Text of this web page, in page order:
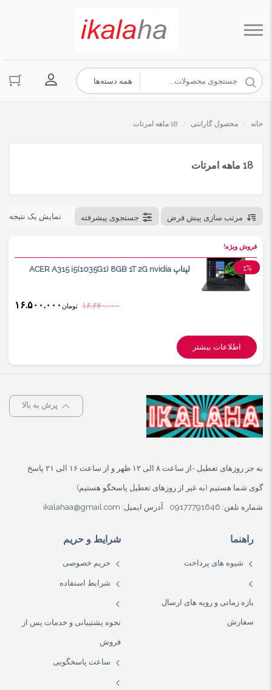
ورود به
خانه / محصول گارانتی / 18 ماهه امرتات
18 ماهه امرتات
نمایش یک نتیجه مرتب سازی پیش فرض جستجوی پیشرفته
فروش ویژه!
لپتاپ ACER A315 i5(1035G1) 8GB 1T 2G nvidia 1%
۱۶.۶۷۰.۰۰۰ تومان ۱۶.۵۰۰.۰۰۰
اطلاعات بیشتر
پرش به بالا
به جز روزهای تعطیل -از ساعت ۸ الی ۱۲ ظهر و از ساعت ۱۶ الی ۲۱ پاسخ
گوی شما هستیم (به غیر از روزهای تعطیل پاسخگو هستیم)
شماره تلفن: 09177791646 آدرس ایمیل: ikalahaa@gmail.com
راهنما
شیوه های پرداخت
بازه زمانی و رویه های ارسال
سفارش
شرایط و حریم
حریم خصوصی
شرایط استفاده
نحوه پشتیبانی و خدمات پس از
فروش
ساعت پاسخگویی